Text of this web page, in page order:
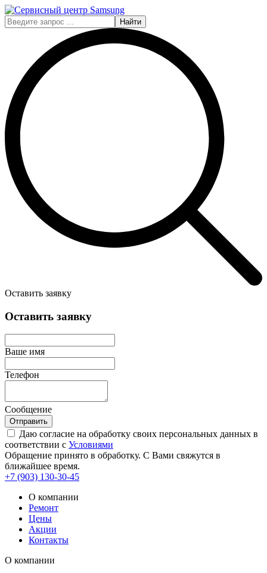
Найти
Оставить заявку
Оставить заявку
Ваше имя
Телефон
Сообщение
Отправить
Даю согласие на обработку своих персональных данных в
соответствии с Условиями
Обращение принято в обработку. С Вами свяжутся в
ближайшее время.
+7 (903) 130-30-45
О компании
Ремонт
Цены
Акции
Контакты
О компании